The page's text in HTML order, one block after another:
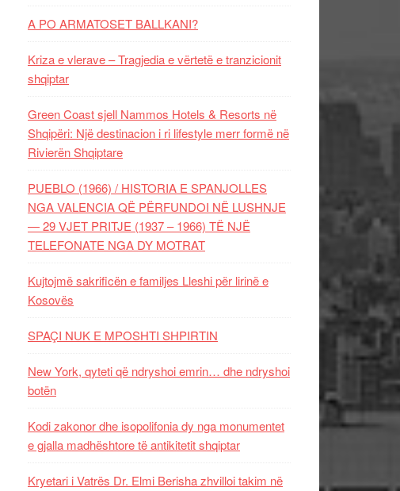
A PO ARMATOSET BALLKANI?
Kriza e vlerave – Tragjedia e vërtetë e tranzicionit
shqiptar
Green Coast sjell Nammos Hotels & Resorts në
Shqipëri: Një destinacion i ri lifestyle merr formë në
Rivierën Shqiptare
PUEBLO (1966) / HISTORIA E SPANJOLLES
NGA VALENCIA QË PËRFUNDOI NË LUSHNJE
— 29 VJET PRITJE (1937 – 1966) TË NJË
TELEFONATE NGA DY MOTRAT
Kujtojmë sakrificën e familjes Lleshi për lirinë e
Kosovës
SPAÇI NUK E MPOSHTI SHPIRTIN
New York, qyteti që ndryshoi emrin… dhe ndryshoi
botën
Kodi zakonor dhe isopolifonia dy nga monumentet
e gjalla madhështore të antikitetit shqiptar
Kryetari i Vatrës Dr. Elmi Berisha zhvilloi takim në